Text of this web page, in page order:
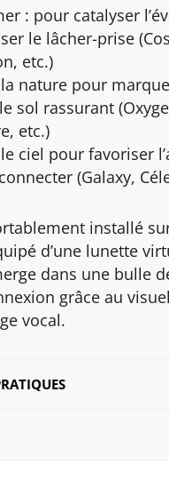
: pour catalyser
le lâcher-prise
etc.)
nature pour
sol rassurant
etc.)
ciel pour favoriser
(Galaxy,
installé
d’une lunette
dans une bulle
grâce au
vocal.